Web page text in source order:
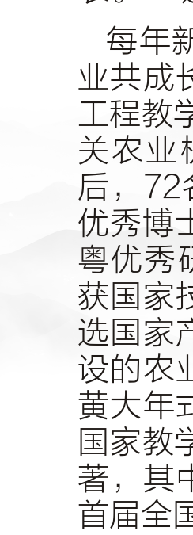
每年
业共成
工程教
关农业
后，72
优秀博
粤优秀
获国家
选国家
设的农
黄大年
国家教
著，其
首届全